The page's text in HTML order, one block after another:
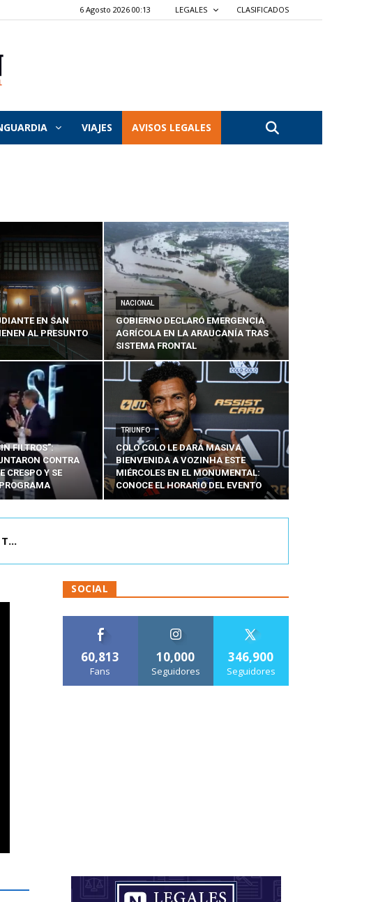
6 Agosto 2026 00:13 LEGALES CLASIFICADOS
VIAJES AVISOS LEGALES
EN SAN
AL PRESUNTO
NACIONAL
GOBIERNO DECLARÓ EMERGENCIA
AGRÍCOLA EN LA ARAUCANÍA TRAS
SISTEMA FRONTAL
FILTROS”:
CONTRA
CRESPO Y SE
TRIUNFO
COLO COLO LE DARÁ MASIVA
BIENVENIDA A VOZINHA ESTE
MIÉRCOLES EN EL MONUMENTAL:
CONOCE EL HORARIO DEL EVENTO
SOCIAL
60,813
Fans
10,000
Seguidores
346,900
Seguidores